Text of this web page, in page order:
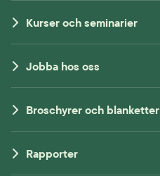
Kurser och seminarier
Jobba hos oss
Broschyrer och blanketter
Rapporter